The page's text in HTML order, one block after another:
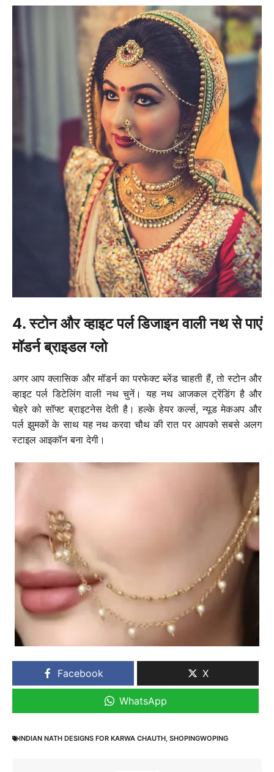
4. स्टोन और व्हाइट पर्ल डिजाइन वाली नथ से पाएं
मॉडर्न ब्राइडल ग्लो
अगर आप क्लासिक और मॉडर्न का परफेक्ट ब्लेंड चाहती हैं, तो स्टोन और
व्हाइट पर्ल डिटेलिंग वाली नथ चुनें। यह नथ आजकल ट्रेंडिंग है और
चेहरे को सॉफ्ट ब्राइटनेस देती है। हल्के हेयर कर्ल्स, न्यूड मेकअप और
पर्ल झुमकों के साथ यह नथ करवा चौथ की रात पर आपको सबसे अलग
स्टाइल आइकॉन बना देगी।
Facebook X
WhatsApp
INDIAN NATH DESIGNS FOR KARWA CHAUTH SHOPINGWOPING